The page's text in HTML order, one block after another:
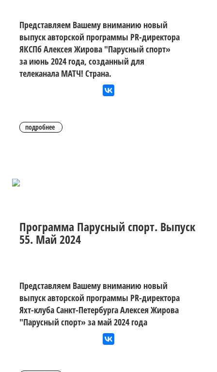
Представляем Вашему вниманию новый
выпуск авторской программы PR-директора
ЯКСПб Алексея Жирова "Парусный спорт»
за июнь 2024 года, созданный для
телеканала МАТЧ! Страна.
подробнее
Программа Парусный спорт. Выпуск
55. Май 2024
Представляем Вашему вниманию новый
выпуск авторской программы PR-директора
Яхт-клуба Санкт-Петербурга Алексея Жирова
"Парусный спорт» за май 2024 года